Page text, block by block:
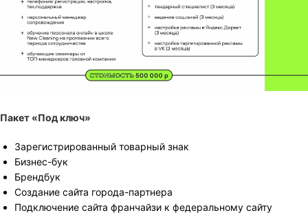
Пакет «Под ключ»
Зарегистрированный товарный знак
Бизнес-бук
Брендбук
Создание сайта города-партнера
Подключение сайта франчайзи к федеральному сайту